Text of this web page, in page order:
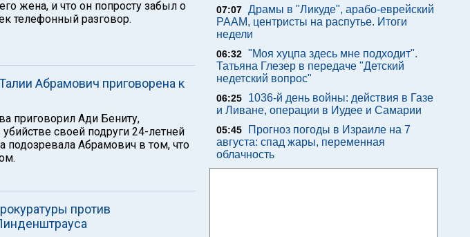
жена, и что он попросту забыл о
телефонный разговор.
Абрамович приговорена к
приговорил Ади Бениту,
своей подруги 24-летней
подозревала Абрамович в том, что
против
07:07 Драмы в "Ликуде", арабо-еврейский
РААМ, центристы на распутье. Итоги
недели
06:32 "Моя хуцпа здесь мне подходит".
Татьяна Глезер в передаче "Детский
недетский вопрос"
06:25
1036-й день войны: действия в Газе
и Ливане, операции в Иудее и Самарии
05:45
Прогноз погоды в Израиле на 7
августа: спад жары, переменная
облачность